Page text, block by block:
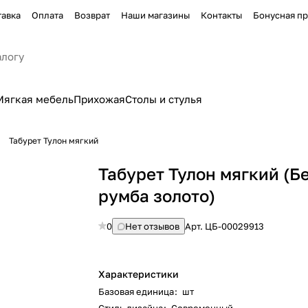
Оплата Возврат Наши магазины Контакты Бонусная
мебельПрихожаяСтолы и стулья
Табурет Тулон мягкий
Табурет Тулон мягкий
румба золото)
0 Нет отзывов Арт. ЦБ-00029913
Характеристики
Базовая единица: шт